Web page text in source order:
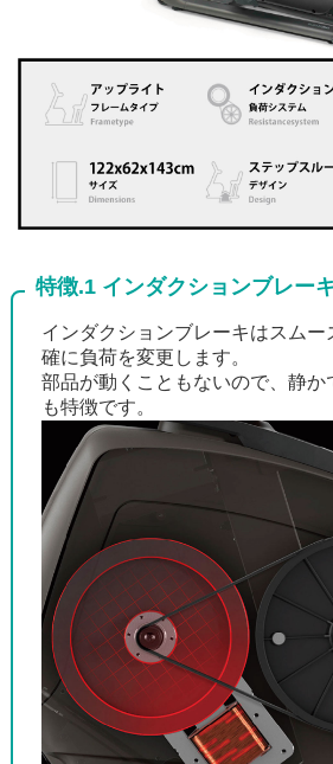
特徴.1 インダクションブレー
インダクションブレーキはスムー
確に負荷を変更します。
部品が動くこともないので、静か
も特徴です。